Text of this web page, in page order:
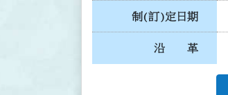
制(訂)定日期
沿 革